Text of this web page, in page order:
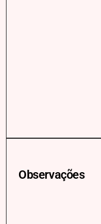
Observações